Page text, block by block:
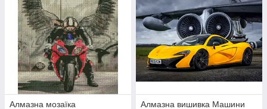
Алмазна мозаїка
Алмазна вишивка Машини